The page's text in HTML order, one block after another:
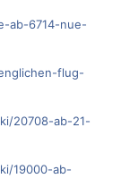
ab-6714-nue-
flug-
20708-ab-21-
19000-ab-